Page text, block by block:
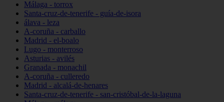
Málaga - torrox
Santa-cruz-de-tenerife - guía-de-isora
álava - leza
A-coruña - carballo
Madrid - el-boalo
Lugo - monterroso
Asturias - avilés
Granada - monachil
A-coruña - culleredo
Madrid - alcalá-de-henares
Santa-cruz-de-tenerife - san-cristóbal-de-la-laguna